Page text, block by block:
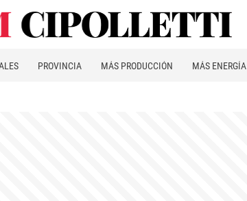
PROVINCIA MÁS PRODUCCIÓN MÁS ENERGÍA